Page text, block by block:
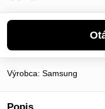
Výrobca: Samsung